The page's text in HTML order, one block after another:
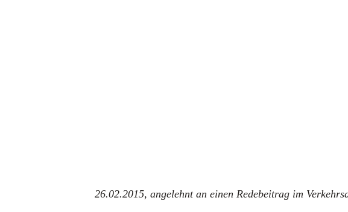
26.02.2015, ange­lehnt an einen Rede­bei­trag im